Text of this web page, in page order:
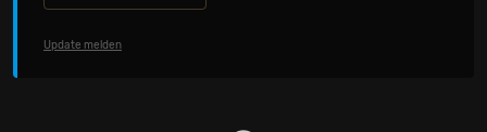
Update melden